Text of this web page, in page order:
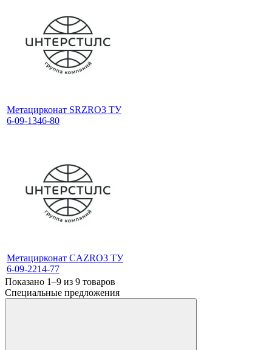
Метацирконат SRZRO3 ТУ
6-09-1346-80
Метацирконат CAZRO3 ТУ
6-09-2214-77
Показано 1–9 из 9 товаров
Специальные предложения